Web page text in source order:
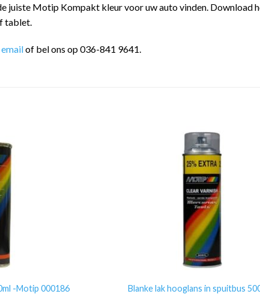
juiste Motip Kompakt kleur voor uw auto vinden. Download
tablet.
emailof bel ons op 036-841 9641.
-Motip 000186
Blanke lak hooglans in spuitbus